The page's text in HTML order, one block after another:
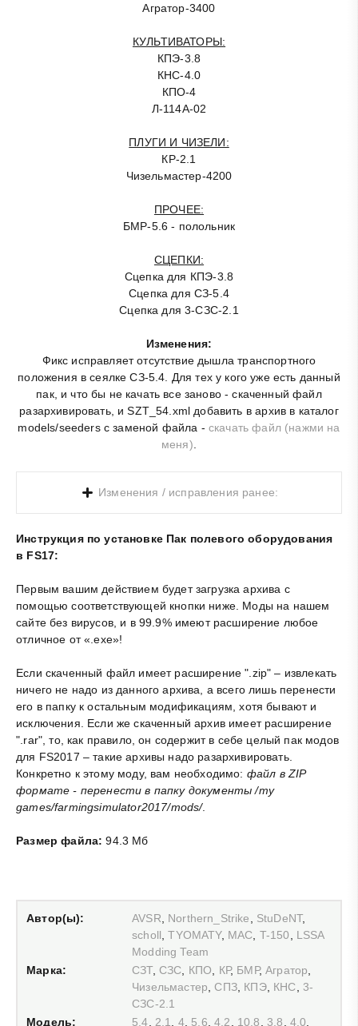
Агратор-3400
КУЛЬТИВАТОРЫ:
КПЭ-3.8
КНС-4.0
КПО-4
Л-114А-02
ПЛУГИ И ЧИЗЕЛИ:
КР-2.1
Чизельмастер-4200
ПРОЧЕЕ:
БМР-5.6 - полольник
СЦЕПКИ:
Сцепка для КПЭ-3.8
Сцепка для СЗ-5.4
Сцепка для 3-СЗС-2.1
Изменения:
Фикс исправляет отсутствие дышла транспортного
положения в сеялке СЗ-5.4. Для тех у кого уже есть данный
пак, и что бы не качать все заново - скаченный файл
разархивировать, и SZT_54.xml добавить в архив в каталог
models/seeders с заменой файла - скачать файл (нажми на
меня)
Изменения / исправления ранее:
Инструкция по установке Пак полевого оборудования
в FS17:
Первым вашим действием будет загрузка архива с
помощью соответствующей кнопки ниже. Моды на нашем
сайте без вирусов, и в 99.9% имеют расширение любое
отличное от «.exe»!
Если скаченный файл имеет расширение ".zip" – извлекать
ничего не надо из данного архива, а всего лишь перенести
его в папку к остальным модификациям, хотя бывают и
исключения. Если же скаченный архив имеет расширение
".rar", то, как правило, он содержит в себе целый пак модов
для FS2017 – такие архивы надо разархивировать.
Конкретно к этому моду, вам необходимо: файл в ZIP
формате - перенести в папку документы /my
games/farmingsimulator2017/mods/.
Размер файла: 94.3 Мб
Автор(ы): AVSR Northern_Strike StuDeNT,
scholl ,TYOMATY, MAC T-150
LSSA
Modding Team
Марка:
СЗТ, СЗС КПО КР, БМР,Агратор
Чизельмастер ,СПЗ, КПЭ, КНС
3-
СЗС-2.1
Модель:
5.4 2.1 4, 5.6 ,4.2 10.8 3.8 4.0